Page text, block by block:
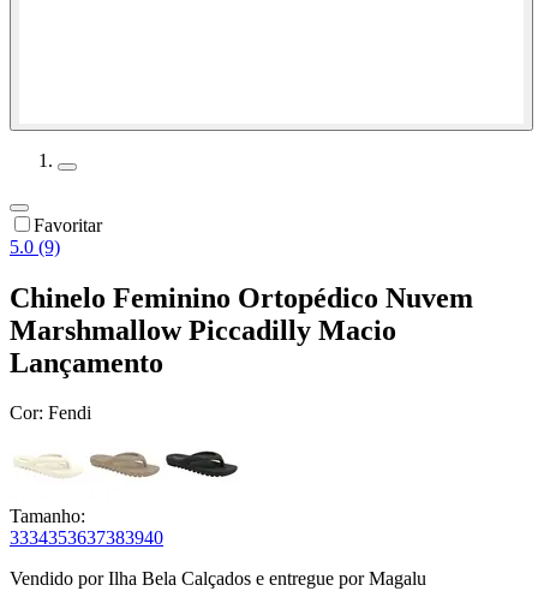
Favoritar
5.0 (9)
Chinelo Feminino Ortopédico Nuvem
Marshmallow Piccadilly Macio
Lançamento
Cor: Fendi
Tamanho:
3334353637383940
Vendido porIlha Bela Calçados e entregue por Magalu